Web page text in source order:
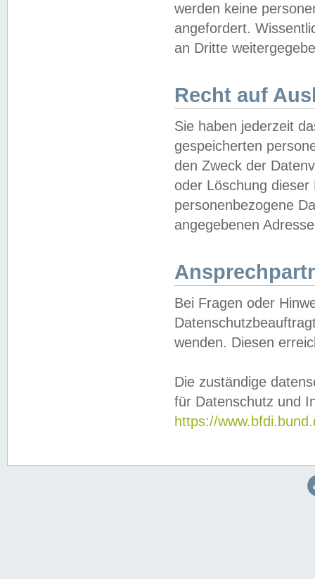
werden keine
angefordert.
an Dritte
Recht auf
Sie haben jederzeit
gespeicherten
den Zweck der
oder Löschung
personenbezogene
angegebenen
Bei Fragen oder
wenden. Diesen
Die zuständige
für Datenschutz und
https://